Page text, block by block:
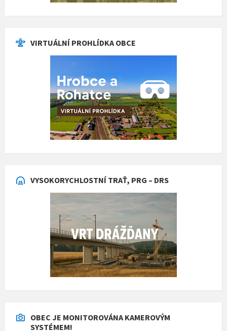
VIRTUÁLNÍ PROHLÍDKA OBCE
VYSOKORYCHLOSTNÍ TRAŤ, PRG – DRS
OBEC JE MONITOROVÁNA KAMEROVÝM
SYSTÉMEM!